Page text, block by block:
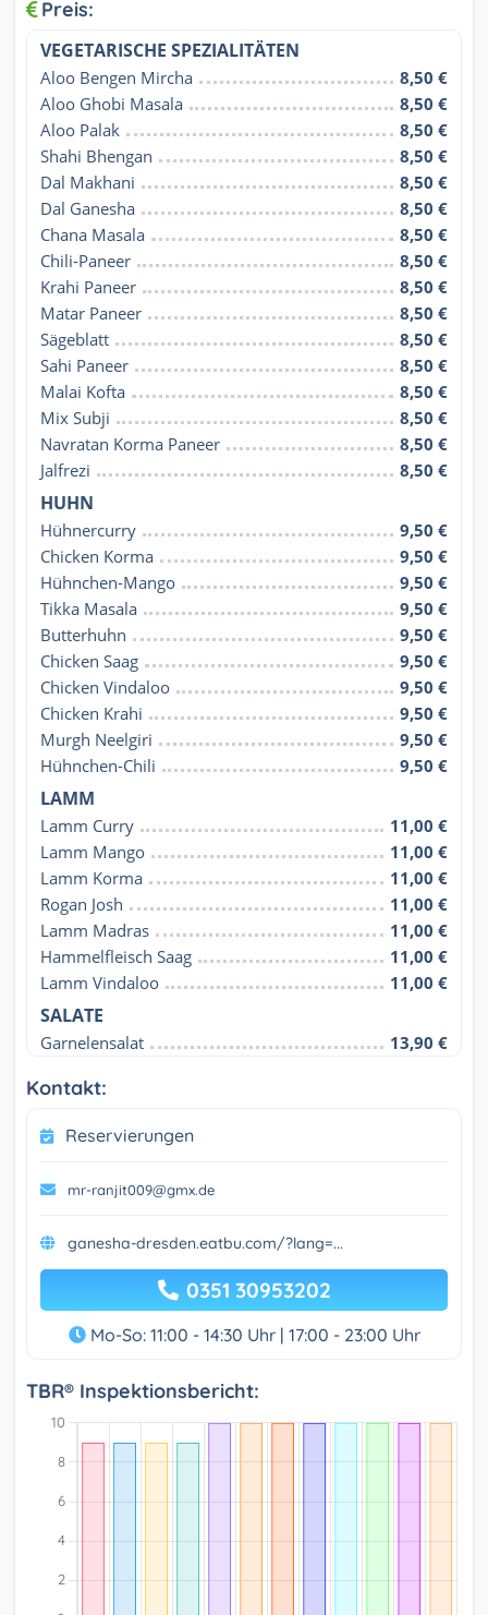
Preis:
VEGETARISCHE SPEZIALITÄTEN
Aloo Bengen Mircha
8,50 €
Aloo Ghobi Masala
8,50 €
Aloo Palak
8,50 €
Shahi Bhengan
8,50 €
Dal Makhani
8,50 €
Dal Ganesha
8,50 €
Chana Masala
8,50 €
Chili-Paneer
8,50 €
Krahi Paneer
8,50 €
Matar Paneer
8,50 €
Sägeblatt
8,50 €
Sahi Paneer
8,50 €
Malai Kofta
8,50 €
Mix Subji
8,50 €
Navratan Korma Paneer
8,50 €
Jalfrezi
8,50 €
HUHN
Hühnercurry
9,50 €
Chicken Korma
9,50 €
Hühnchen-Mango
9,50 €
Tikka Masala
9,50 €
Butterhuhn
9,50 €
Chicken Saag
9,50 €
Chicken Vindaloo
9,50 €
Chicken Krahi
9,50 €
Murgh Neelgiri
9,50 €
Hühnchen-Chili
9,50 €
LAMM
Lamm Curry
11,00 €
Lamm Mango
11,00 €
Lamm Korma
11,00 €
Rogan Josh
11,00 €
Lamm Madras
11,00 €
Hammelfleisch Saag
11,00 €
Lamm Vindaloo
11,00 €
SALATE
Garnelensalat 13,90 €
Kontakt:
Reservierungen
mr-ranjit009@gmx.de
ganesha-dresden.eatbu.com/?lang=...
0351 30953202
Mo-So: 11:00 - 14:30 Uhr | 17:00 - 23:00 Uhr
TBR® Inspektionsbericht: